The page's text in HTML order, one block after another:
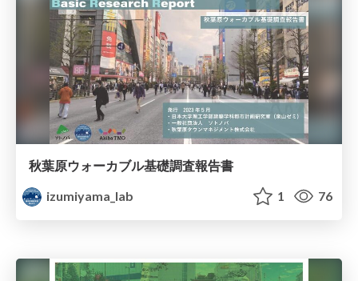
秋葉原ウォーカブル基礎調査報告書
izumiyama_lab
1 76